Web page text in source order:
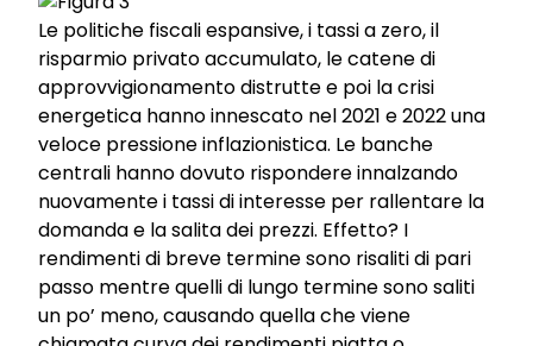
Le politiche fiscali espansive, i tassi a zero, il
risparmio privato accumulato, le catene di
approvvigionamento distrutte e poi la crisi
energetica hanno innescato nel 2021 e 2022 una
veloce pressione inflazionistica. Le banche
centrali hanno dovuto rispondere innalzando
nuovamente i tassi di interesse per rallentare la
domanda e la salita dei prezzi. Effetto? I
rendimenti di breve termine sono risaliti di pari
passo mentre quelli di lungo termine sono saliti
un po’ meno, causando quella che viene